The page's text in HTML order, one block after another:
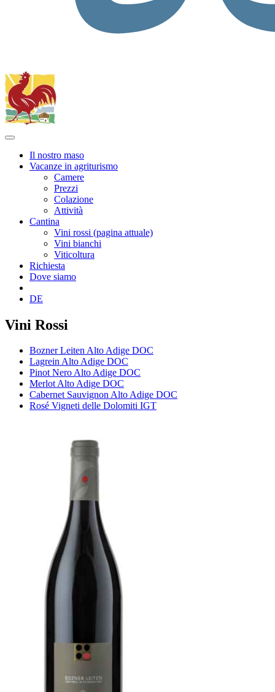
Il nostro maso
Vacanze in agriturismo
Camere
Prezzi
Colazione
Attività
Cantina
Vini rossi (pagina attuale)
Vini bianchi
Viticoltura
Richiesta
Dove siamo
DE
Vini Rossi
Bozner Leiten Alto Adige DOC
Lagrein Alto Adige DOC
Pinot Nero Alto Adige DOC
Merlot Alto Adige DOC
Cabernet Sauvignon Alto Adige DOC
Rosé Vigneti delle Dolomiti IGT